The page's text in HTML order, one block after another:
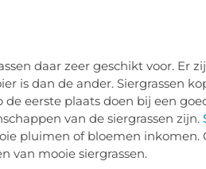
daar zeer geschikt voor. Er
is dan de ander. Siergrassen
eerste plaats doen bij een
van de siergrassen zijn.
pluimen of bloemen inkomen.
van mooie siergrassen.